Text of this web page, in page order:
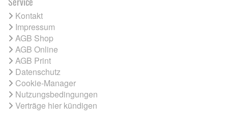
Kontakt
Impressum
AGB Shop
AGB Online
AGB Print
Datenschutz
Cookie-Manager
Nutzungsbedingungen
Verträge hier kündigen